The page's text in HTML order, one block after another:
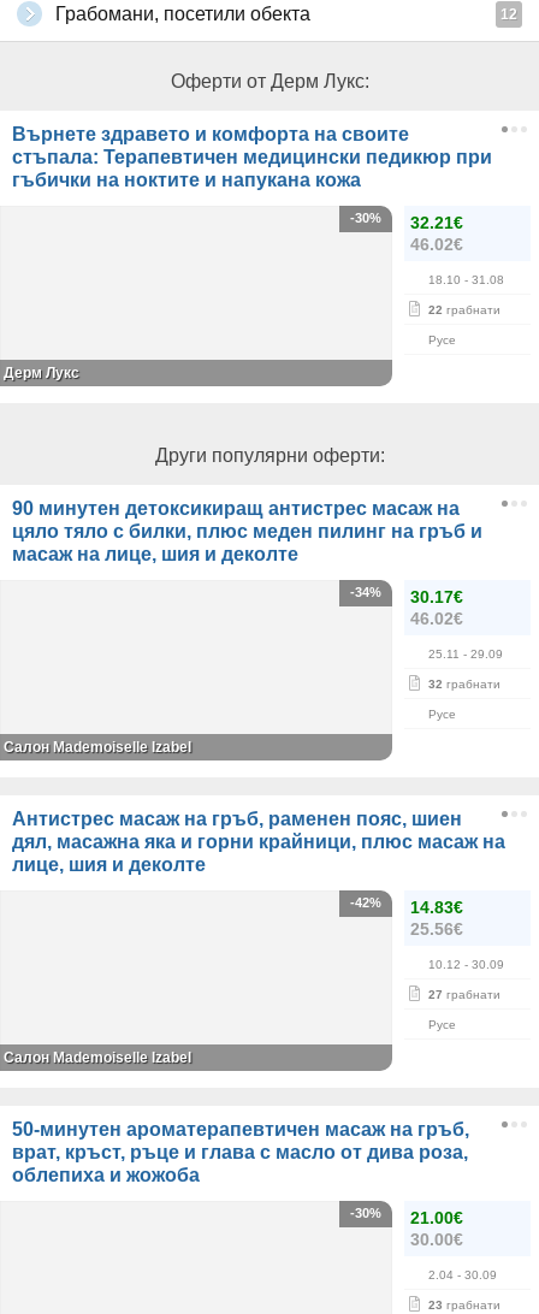
Грабомани, посетили обекта 12
Оферти от Дерм Лукс:
Върнете здравето и комфорта на своите
стъпала: Терапевтичен медицински педикюр при
гъбички на ноктите и напукана кожа
32.21€
46.02€
18.10 - 31.08
22 грабнати
Русе
-30%
Дерм Лукс
Други популярни оферти:
90 минутен детоксикиращ антистрес масаж на
цяло тяло с билки, плюс меден пилинг на гръб и
масаж на лице, шия и деколте
30.17€
46.02€
25.11 - 29.09
32 грабнати
Русе
-34%
Салон Mademoiselle Izabel
Антистрес масаж на гръб, раменен пояс, шиен
дял, масажна яка и горни крайници, плюс масаж на
лице, шия и деколте
14.83€
25.56€
10.12 - 30.09
27 грабнати
Русе
-42%
Салон Mademoiselle Izabel
50-минутен ароматерапевтичен масаж на гръб,
врат, кръст, ръце и глава с масло от дива роза,
облепиха и жожоба
21.00€
30.00€
2.04 - 30.09
23 грабнати
-30%